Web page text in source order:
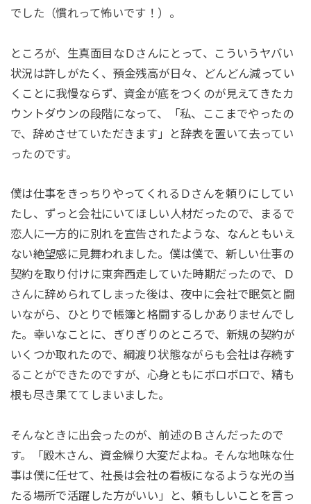
でした（慣れって怖いです！）。
ところが、生真面目なＤさんにとって、こういうヤバい
状況は許しがたく、預金残高が日々、どんどん減ってい
くことに我慢ならず、資金が底をつくのが見えてきたカ
ウントダウンの段階になって、「私、ここまでやったの
で、辞めさせていただきます」と辞表を置いて去ってい
ったのです。
僕は仕事をきっちりやってくれるＤさんを頼りにしてい
たし、ずっと会社にいてほしい人材だったので、まるで
恋人に一方的に別れを宣告されたような、なんともいえ
ない絶望感に見舞われました。僕は僕で、新しい仕事の
契約を取り付けに東奔西走していた時期だったので、Ｄ
さんに辞められてしまった後は、夜中に会社で眠気と闘
いながら、ひとりで帳簿と格闘するしかありませんでし
た。幸いなことに、ぎりぎりのところで、新規の契約が
いくつか取れたので、綱渡り状態ながらも会社は存続す
ることができたのですが、心身ともにボロボロで、精も
根も尽き果ててしまいました。
そんなときに出会ったのが、前述のＢさんだったので
す。「殿木さん、資金繰り大変だよね。そんな地味な仕
事は僕に任せて、社長は会社の看板になるような光の当
たる場所で活躍した方がいい」と、頼もしいことを言っ